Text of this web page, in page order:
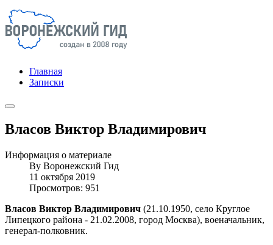
Главная
Записки
Власов Виктор Владимирович
Информация о материале
By Воронежский Гид
11 октября 2019
Просмотров: 951
Власов Виктор Владимирович (21.10.1950, село Круглое
Липецкого района - 21.02.2008, город Москва), военачальник,
генерал-полковник.